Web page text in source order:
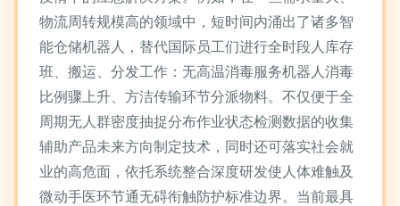
物流周转规模高的领域中，短时间内涌出了诸多智
能仓储机器人，替代国际员工们进行全时段人库存
班、搬运、分发工作：无高温消毒服务机器人消毒
比例骤上升、方洁传输环节分派物料。不仅便于全
周期无人群密度抽捉分布作业状态检测数据的收集
辅助产品未来方向制定技术，同时还可落实社会就
业的高危面，依托系统整合深度研发使人体难触及
微动手医环节通无碍衔触防护标准边界。当前最具